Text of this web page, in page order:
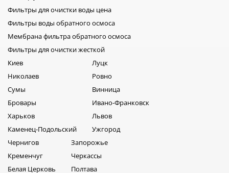
Фильтры для очистки воды цена
Фильтры воды обратного осмоса
Мембрана фильтра обратного осмоса
Фильтры для очистки жесткой
Киев
Николаев
Сумы
Бровары
Харьков
Каменец-Подольский
Луцк
Ровно
Винница
Ивано-Франковск
Львов
Ужгород
Чернигов
Кременчуг
Белая Церковь
Запорожье
Черкассы
Полтава